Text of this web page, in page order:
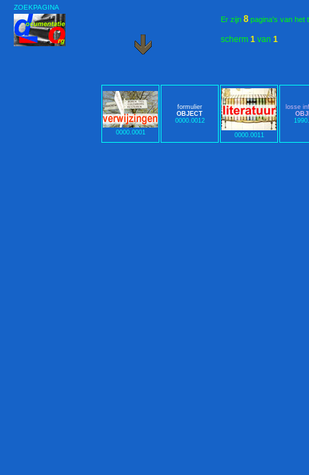
ZOEKPAGINA
Er zijn 8 pagina's van het
0000.0001
formulier
OBJECT
0000.0012
0000.0011
losse
scherm 1 van 1